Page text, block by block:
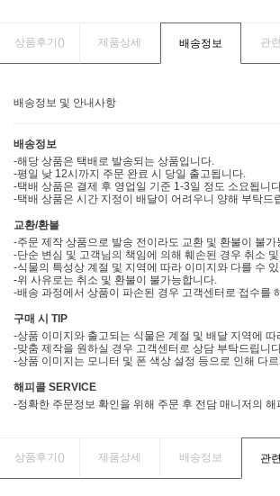
상품후기() 제품상세 배송정보 관
배송정보 및 안내사항
배송정보
-해당 상품은 택배로 발송되는 상품입니다.
-평일 낮 12시까지 주문 완료 시 당일 출고됩니다.
-택배 상품은 결제 후 영업일 기준 1-3일 정도 소요됩니
-택배 상품은 시간 지정이 배달이 어려우니 양해 부탁드
교환/환불
-주문 제작 상품으로 발송 전이라도 교환 및 환불이 불가
-단순 변심 및 고객님의 책임에 의해 훼손된 경우 취소
-식물의 특성상 계절 및 지역에 따라 이미지와 다를 수 있
-위 사유로는 취소 및 환불이 불가능합니다.
-배송 과정에서 상품이 파손된 경우 고객센터로 접수를
구매 시 TIP
-상품 이미지와 출고되는 식물은 계절 및 배달 지역에 따
-맞춤 제작을 원하실 경우 고객센터로 상담 부탁드립니
-상품 이미지는 모니터 및 폰 색상 설정 등으로 인해 다
해피콜 SERVICE
-정확한 주문정보 확인을 위해 주문 후 전담 매니저의 해
상품후기() 제품상세 배송정보 관